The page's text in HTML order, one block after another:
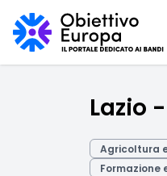
Lazio
Agricoltura
Formazione